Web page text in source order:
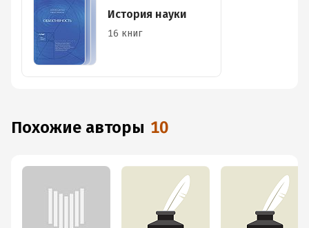
История науки
16 книг
Похожие авторы 10